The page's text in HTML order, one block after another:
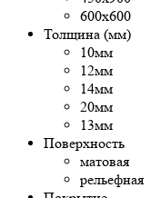
600х600
Толщина (мм)
10мм
12мм
14мм
20мм
13мм
Поверхность
матовая
рельефная